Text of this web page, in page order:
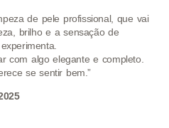
de pele profissional, que vai
brilho e a sensação de
com algo elegante e completo.
se sentir bem.”